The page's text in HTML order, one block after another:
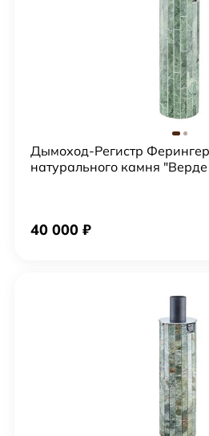
Дымоход-Регистр
натурального камня
40 000 ₽